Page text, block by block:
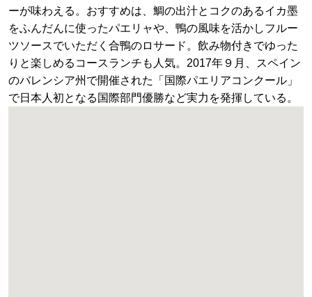
ーが味わえる。おすすめは、鯛の出汁とコクのあるイカ墨
をふんだんに使ったパエリャや、鴨の風味を活かしフルー
ツソースでいただく合鴨のロサード。飲み物付きでゆった
りと楽しめるコースランチも人気。2017年９月、スペイン
のバレンシア州で開催された「国際パエリアコンクール」
で日本人初となる国際部門優勝など実力を発揮している。